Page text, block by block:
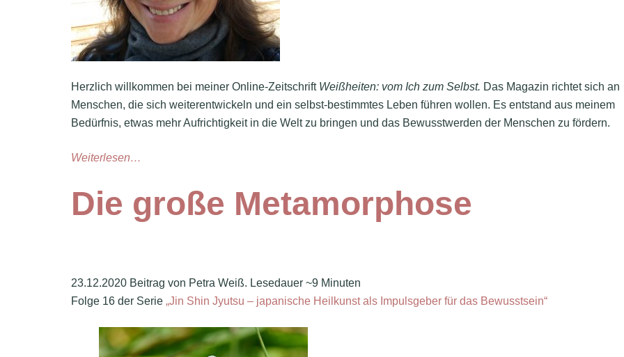
Herzlich willkommen bei meiner Online-Zeitschrift Weißheiten: vom Ich zum Selbst. Das Magazin richtet sich an
Menschen, die sich weiterentwickeln und ein selbst-bestimmtes Leben führen wollen. Es entstand aus meinem
Bedürfnis, etwas mehr Aufrichtigkeit in die Welt zu bringen und das Bewusstwerden der Menschen zu fördern.
Weiterlesen…
Die große Metamorphose
23.12.2020 Beitrag von Petra Weiß. Lesedauer ~9 Minuten
Folge 16 der Serie „Jin Shin Jyutsu – japanische Heilkunst als Impulsgeber für das Bewusstsein“